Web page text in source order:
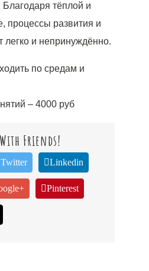
тёплой и
процессы развития и
легко и непринуждённо.
по средам и
– 4000 руб
Friends!
Twitter Linkedin
Pinterest